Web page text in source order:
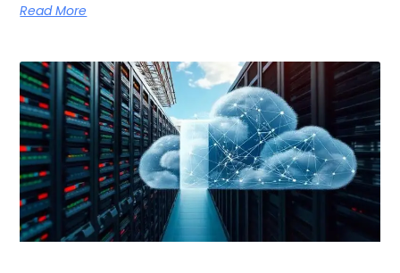
Read More